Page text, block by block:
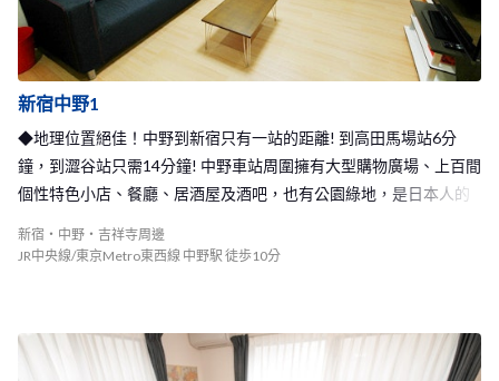
新宿中野1
◆地理位置絕佳！中野到新宿只有一站的距離! 到高田馬場站6分
鐘，到澀谷站只需14分鐘! 中野車站周圍擁有大型購物廣場、上百間
個性特色小店、餐廳、居酒屋及酒吧，也有公園綠地，是日本人的
新宿・中野・吉祥寺周邊
JR中央線/東京Metro東西線 中野駅 徒歩10分